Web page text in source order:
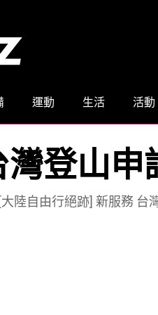
運動 生活 活動
登山申
[大陸自由行絕跡] 新服務 台